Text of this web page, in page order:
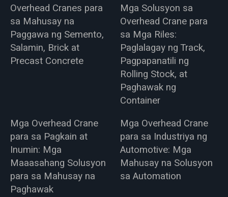
Overhead Cranes para
sa Mahusay na
Paggawa ng Semento,
Salamin, Brick at
Precast Concrete
Mga Solusyon sa
Overhead Crane para
sa Mga Riles:
Paglalagay ng Track,
Pagpapanatili ng
Rolling Stock, at
Paghawak ng
Container
Mga Overhead Crane
para sa Pagkain at
Inumin: Mga
Maaasahang Solusyon
para sa Mahusay na
Paghawak
Mga Overhead Crane
para sa Industriya ng
Automotive: Mga
Mahusay na Solusyon
sa Automation